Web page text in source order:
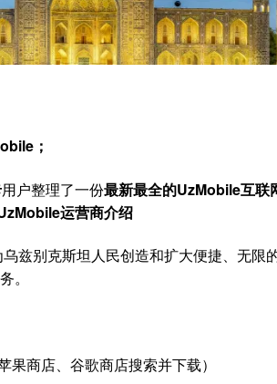
；
用户整理了一份最新最全的UzMobile互联
运营商介绍
兹别克斯坦人民创造和扩大便捷、无限
。
果商店、谷歌商店搜索并下载）